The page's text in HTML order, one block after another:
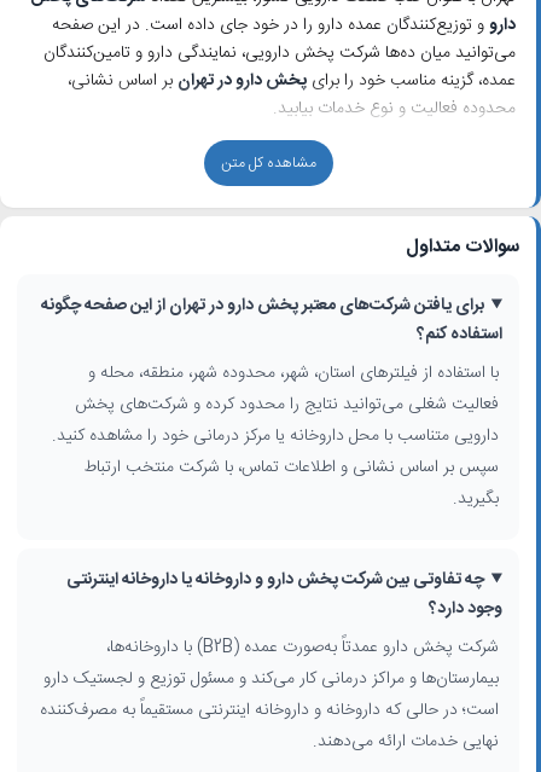
داروو توزیع‌کنندگان عمده دارو را در خود جای داده است. در این صفحه
می‌توانید میان ده‌ها شرکت پخش دارویی، نمایندگی دارو و تامین‌کنندگان
عمده، گزینه مناسب خود را برایپخش دارو در تهران بر اساس نشانی،
محدوده فعالیت و نوع خدمات بیابید.
فهرست نمایش‌داده‌شده شامل نام شرکت‌ها، دسته‌بندی فعالیت (توزیع و
پخش دارو)، نشانی دفاتر در مناطق مختلف تهران، شماره تماس و سایر
اطلاعات تماس است تا داروخانه‌ها، کلینیک‌ها، بیمارستان‌ها و مراکز درمانی
بتوانند به‌راحتی با پخش‌کنندگان مورد نظر خود ارتباط بگیرند. بسیاری از این
شرکت‌ها در زمینه
همکاری با شرکت‌های داروسازی تهران
فعالیت می‌کنند.
چطور بهترین شرکت پخش دارو در تهران را انتخاب کنیم؟
در انتخاب شرکت مناسب برایپخش دارو در تهران ، توجه به چند نکته
کلیدی به شما کمک می‌کند:
بررسی اعتبار و مجوزهای رسمی شرکت پخش دارویی و سابقه فعالیت در بازار
دارو
محدوده پوشش توزیع در سطح محله، منطقه، شهر تهران و حتی توزیع
تحت کنترل و محصولات مکمل
امکان ثبت و پیگیری سفارش به‌صورت تلفنی یا از طریق نماینده فروش
کیفیت خدمات لجستیک، دقت در زنجیره سرد و حفظ شرایط نگهداری دارو در
زمان حمل
با استفاده از فیلترهای جستجو مانند استان، شهر، محدوده شهر، منطقه، محله،
فعالیت شغلی و گزینه «جستجوی اطراف من»، می‌توانید نزدیک‌ترین و
مناسب‌ترین
شرکت پخش دارو در تهران
مشاهده کل متن
سوالات متداول
برای یافتن شرکت‌های معتبر پخش دارو در تهران از این صفحه چگونه
استفاده کنم؟
با استفاده از فیلترهای استان، شهر، محدوده شهر، منطقه، محله و
فعالیت شغلی می‌توانید نتایج را محدود کرده و شرکت‌های پخش
دارویی متناسب با محل داروخانه یا مرکز درمانی خود را مشاهده کنید.
سپس بر اساس نشانی و اطلاعات تماس، با شرکت منتخب ارتباط
بگیرید.
چه تفاوتی بین شرکت پخش دارو و داروخانه یا داروخانه اینترنتی
وجود دارد؟
شرکت پخش دارو عمدتاً به‌صورت عمده (B2B) با داروخانه‌ها،
بیمارستان‌ها و مراکز درمانی کار می‌کند و مسئول توزیع و لجستیک دارو
است؛ در حالی که داروخانه و داروخانه اینترنتی مستقیماً به مصرف‌کننده
نهایی خدمات ارائه می‌دهند.